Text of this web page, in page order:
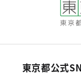
東京都公式